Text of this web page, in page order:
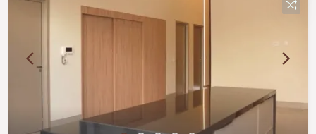
inclusa no condomínio, zelador e limpeza das
áreas comuns, copa, DML (Depósito de Material
de segurança e internet disponível. Como
diferencial, existe a possibilidade de ampliação
da área da sala, conforme a necessidade do
locatário. Entre em contato para mais
informações e agende uma visita.